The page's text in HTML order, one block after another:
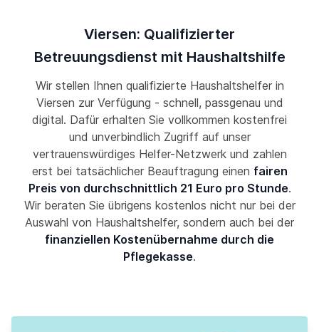
Viersen: Qualifizierter
Betreuungsdienst mit Haushaltshilfe
Wir stellen Ihnen qualifizierte Haushaltshelfer in
Viersen zur Verfügung - schnell, passgenau und
digital. Dafür erhalten Sie vollkommen kostenfrei
und unverbindlich Zugriff auf unser
vertrauenswürdiges Helfer-Netzwerk und zahlen
erst bei tatsächlicher Beauftragung einen fairen
Preis von durchschnittlich 21 Euro pro Stunde.
Wir beraten Sie übrigens kostenlos nicht nur bei der
Auswahl von Haushaltshelfer, sondern auch bei der
finanziellen Kostenübernahme durch die
Pflegekasse.